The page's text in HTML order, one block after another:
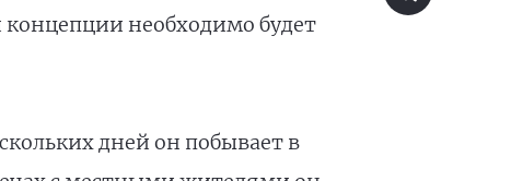
концепции необходимо будет
дней он побывает в